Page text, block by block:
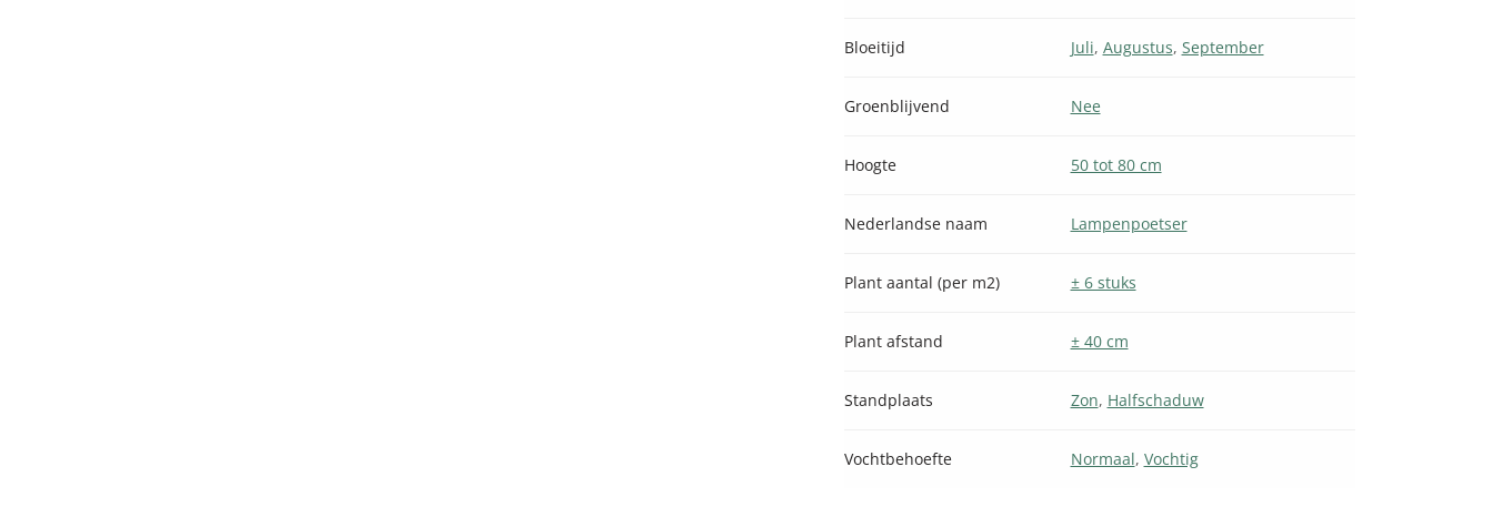
Bloeitijd Juli, Augustus, September
Groenblijvend Nee
Hoogte 50 tot 80 cm
Nederlandse naam Lampenpoetser
Plant aantal (per m2) ± 6 stuks
Plant afstand ± 40 cm
Standplaats Zon, Halfschaduw
Vochtbehoefte Normaal, Vochtig